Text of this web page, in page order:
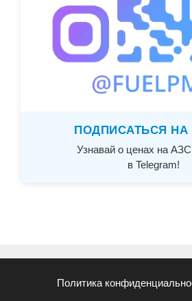
ПОДПИСАТЬСЯ НА
Узнавай о ценах на
в Telegram!
Политика